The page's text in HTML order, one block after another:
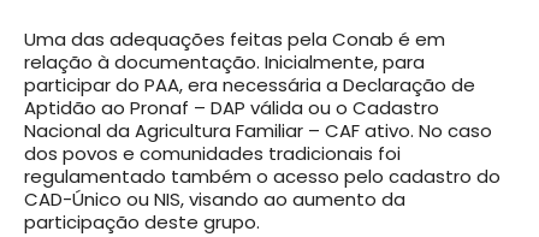
Uma das adequações feitas pela Conab é em
relação à documentação. Inicialmente, para
participar do PAA, era necessária a Declaração de
Aptidão ao Pronaf – DAP válida ou o Cadastro
Nacional da Agricultura Familiar – CAF ativo. No caso
dos povos e comunidades tradicionais foi
regulamentado também o acesso pelo cadastro do
CAD-Único ou NIS, visando ao aumento da
participação deste grupo.